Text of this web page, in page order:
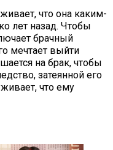
что она каким-
лет назад. Чтобы
брачный
мечтает выйти
на брак, чтобы
затеянной его
что ему